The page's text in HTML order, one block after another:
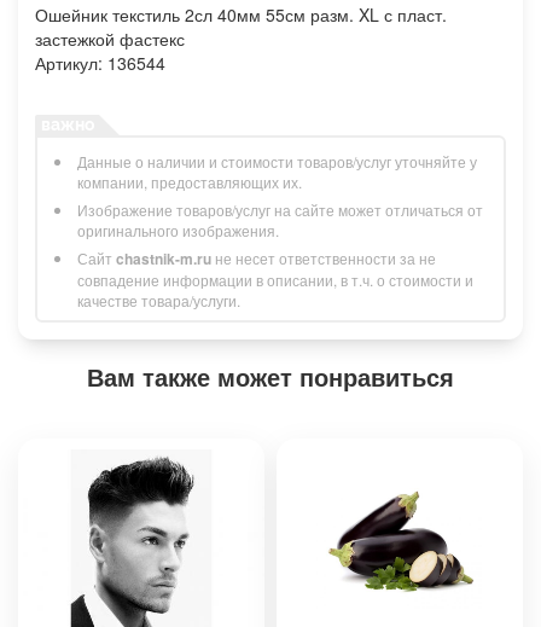
Ошейник текстиль 2сл 40мм 55см разм. XL с пласт.
застежкой фастекс
Артикул: 136544
Данные о наличии и стоимости товаров/услуг уточняйте у
компании, предоставляющих их.
Изображение товаров/услуг на сайте может отличаться от
оригинального изображения.
Сайт chastnik-m.ru не несет ответственности за не
совпадение информации в описании, в т.ч. о стоимости и
качестве товара/услуги.
Вам также может понравиться